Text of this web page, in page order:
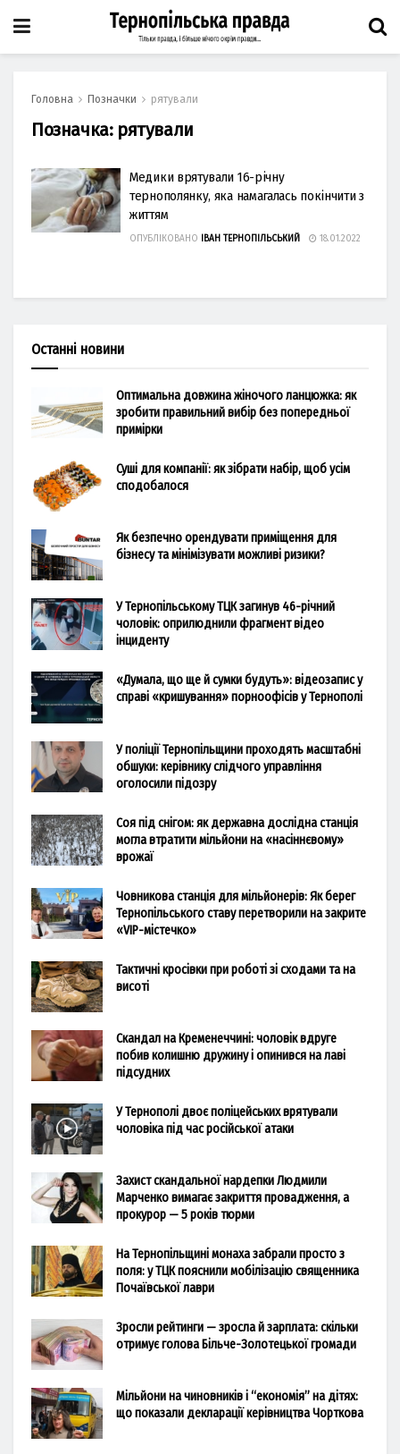
Головна Позначки рятували
Позначка: рятували
Медики врятували 16-річну
тернополянку, яка намагалась покінчити з
життям
ОПУБЛІКОВАНО ІВАН ТЕРНОПІЛЬСЬКИЙ 18.01.2022
Останні новини
Оптимальна довжина жіночого ланцюжка: як
зробити правильний вибір без попередньої
примірки
Суші для компанії: як зібрати набір, щоб усім
сподобалося
Як безпечно орендувати приміщення для
бізнесу та мінімізувати можливі ризики?
У Тернопільському ТЦК загинув 46-річний
чоловік: оприлюднили фрагмент відео
інциденту
«Думала, що ще й сумки будуть»: відеозапис у
справі «кришування» порноофісів у Тернополі
У поліції Тернопільщини проходять масштабні
обшуки: керівнику слідчого управління
оголосили підозру
Соя під снігом: як державна дослідна станція
могла втратити мільйони на «насіннєвому»
врожаї
Човникова станція для мільйонерів: Як берег
Тернопільського ставу перетворили на закрите
«VIP-містечко»
Тактичні кросівки при роботі зі сходами та на
висоті
Скандал на Кременеччині: чоловік вдруге
побив колишню дружину і опинився на лаві
підсудних
У Тернополі двоє поліцейських врятували
чоловіка під час російської атаки
Захист скандальної нардепки Людмили
Марченко вимагає закриття провадження, а
прокурор — 5 років тюрми
На Тернопільщині монаха забрали просто з
поля: у ТЦК пояснили мобілізацію священника
Почаївської лаври
Зросли рейтинги — зросла й зарплата: скільки
отримує голова Більче-Золотецької громади
Мільйони на чиновників і “економія” на дітях:
що показали декларації керівництва Чорткова